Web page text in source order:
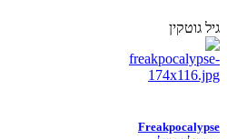
גיל גוטקין
Freakpocalypse